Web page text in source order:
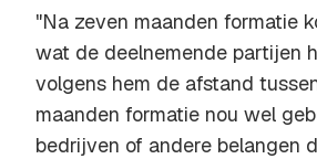
"Na zeven maanden formatie
wat de deelnemende partijen
volgens hem de afstand
maanden formatie nou wel
bedrijven of andere belangen